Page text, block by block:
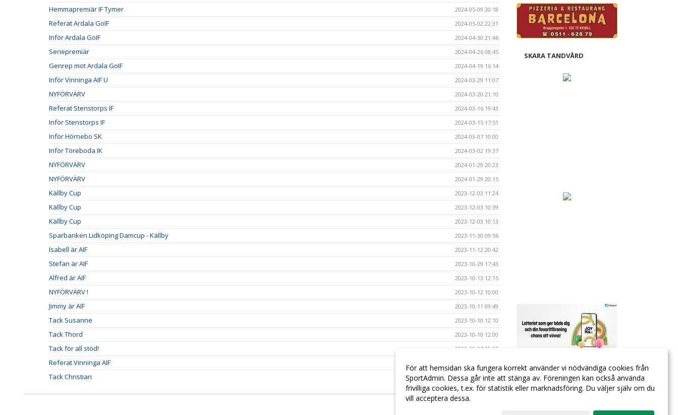
Hemmapremiär IF Tymer 2024-05-09 20:18
Referat Ardala GoIF 2024-05-02 22:31
Inför Ardala GoIF 2024-04-30 21:46
Seriepremiär 2024-04-26 08:45
Genrep mot Ardala GoIF 2024-04-19 16:14
Inför Vinninga AIF U 2024-03-29 11:07
NYFÖRVÄRV 2024-03-20 21:10
Referat Stenstorps IF 2024-03-16 19:43
Inför Stenstorps IF 2024-03-15 17:51
Inför Hörnebo SK 2024-03-07 10:00
Inför Töreboda IK 2024-03-02 19:37
NYFÖRVÄRV 2024-01-29 20:23
NYFÖRVÄRV 2024-01-29 20:15
Källby Cup 2023-12-03 11:24
Källby Cup 2023-12-03 10:39
Källby Cup 2023-12-03 10:13
Sparbanken Lidköping Damcup - Källby 2023-11-30 09:56
Isabell är AIF 2023-11-12 20:42
Stefan är AIF 2023-10-29 17:43
Alfred är AIF 2023-10-13 12:15
NYFÖRVÄRV ! 2023-10-12 10:00
Jimmy är AIF 2023-10-11 09:49
Tack Susanne 2023-10-10 12:10
Tack Thord 2023-10-10 12:00
Tack för all stöd! 2023-10-07 19:13
Referat Vinninga AIF
Tack Christian 2023-07-29 09:19
SKARA TANDVÅRD
För att hemsidan ska fungera korrekt använder vi nödvändiga cookies från
SportAdmin. Dessa går inte att stänga av. Föreningen kan också använda
frivilliga cookies, t.ex. för statistik eller marknadsföring. Du väljer själv om du
vill acceptera dessa.